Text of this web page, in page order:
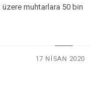
üzere muhtarlara 50 bin
17 NISAN 2020